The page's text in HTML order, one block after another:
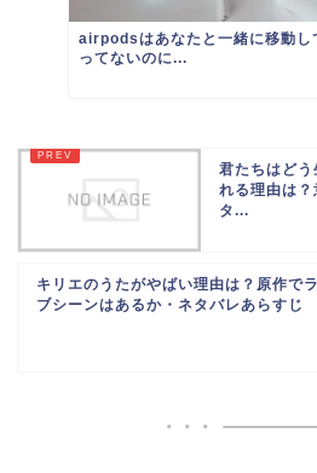
airpodsはあなたと一緒に移動し
ってないのに...
君たちはど
れる理由は
タ...
キリエのうたがやばい理由は？原作でラ
ブシーンはあるか・ネタバレあらすじ